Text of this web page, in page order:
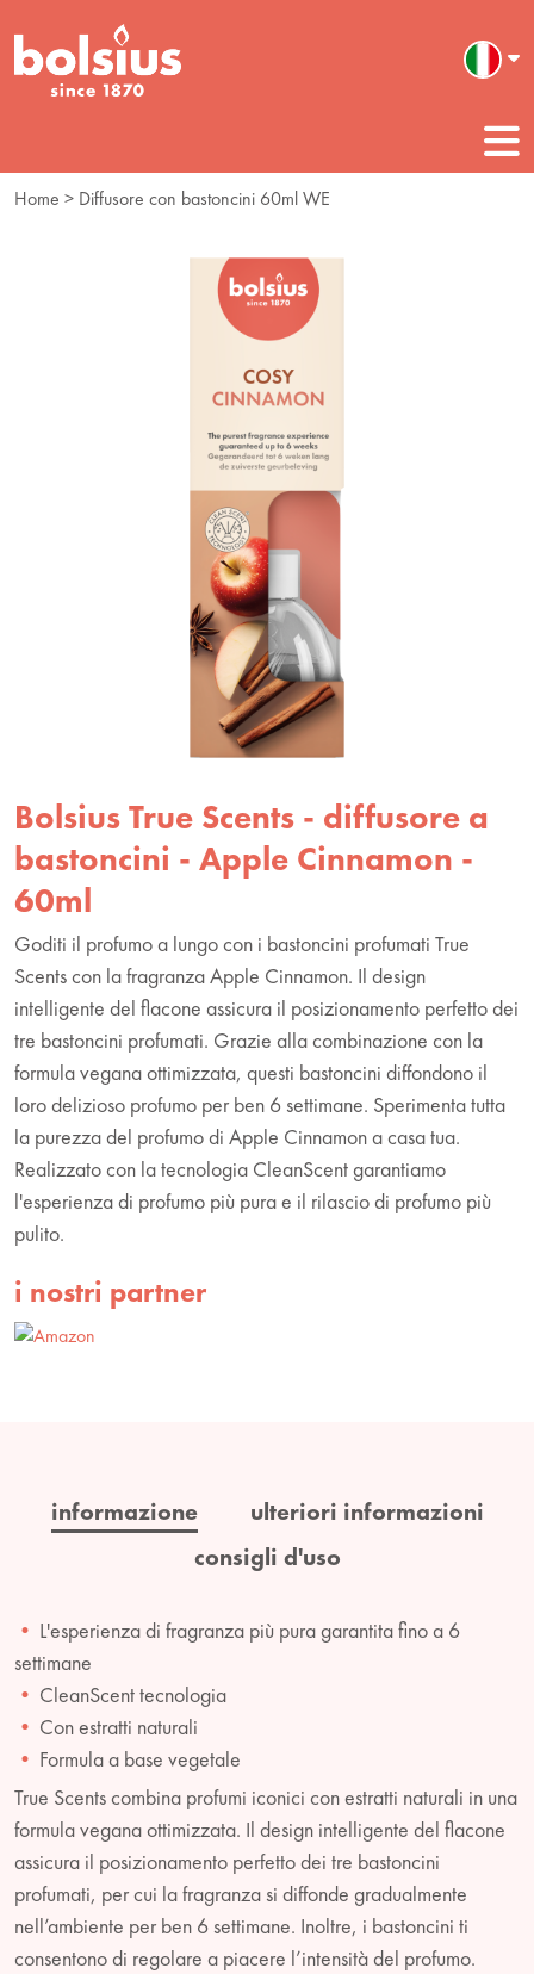
Home > Diffusore con bastoncini 60ml WE
Bolsius True Scents - diffusore a
bastoncini - Apple Cinnamon -
60ml
Goditi il profumo a lungo con i bastoncini profumati True
Scents con la fragranza Apple Cinnamon. Il design
intelligente del flacone assicura il posizionamento perfetto dei
tre bastoncini profumati. Grazie alla combinazione con la
formula vegana ottimizzata, questi bastoncini diffondono il
loro delizioso profumo per ben 6 settimane. Sperimenta tutta
la purezza del profumo di Apple Cinnamon a casa tua.
Realizzato con la tecnologia CleanScent garantiamo
l'esperienza di profumo più pura e il rilascio di profumo più
pulito.
i nostri partner
informazione
ulteriori informazioni
consigli d'uso
L'esperienza di fragranza più pura garantita fino a 6
settimane
CleanScent tecnologia
Con estratti naturali
Formula a base vegetale
True Scents combina profumi iconici con estratti naturali in una
formula vegana ottimizzata. Il design intelligente del flacone
assicura il posizionamento perfetto dei tre bastoncini
profumati, per cui la fragranza si diffonde gradualmente
nell’ambiente per ben 6 settimane. Inoltre, i bastoncini ti
consentono di regolare a piacere l’intensità del profumo.